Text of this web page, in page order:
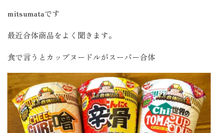
mitsumataです
最近合体商品をよく聞きます。
食で言うとカップヌードルがスーパー合体